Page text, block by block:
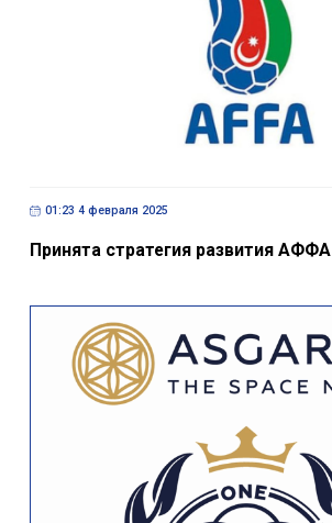
01:23 4 февраля 2025
Принята стратегия развития АФФА